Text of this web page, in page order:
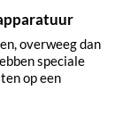
overweeg dan
speciale
op een